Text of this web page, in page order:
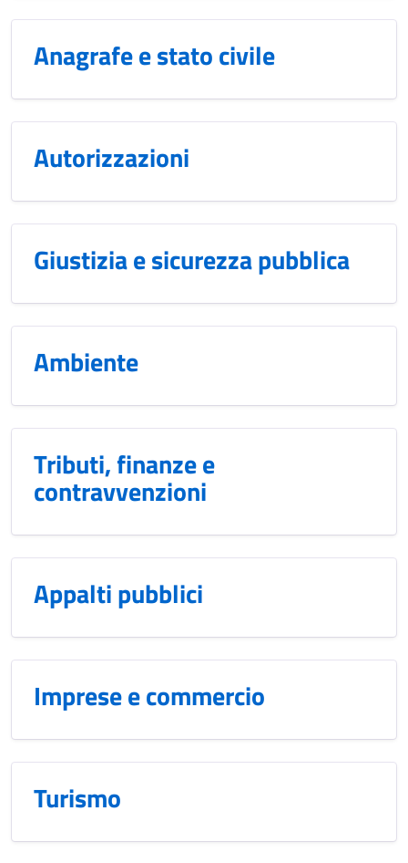
Anagrafe e stato civile
Autorizzazioni
Giustizia e sicurezza pubblica
Ambiente
Tributi, finanze e
contravvenzioni
Appalti pubblici
Imprese e commercio
Turismo